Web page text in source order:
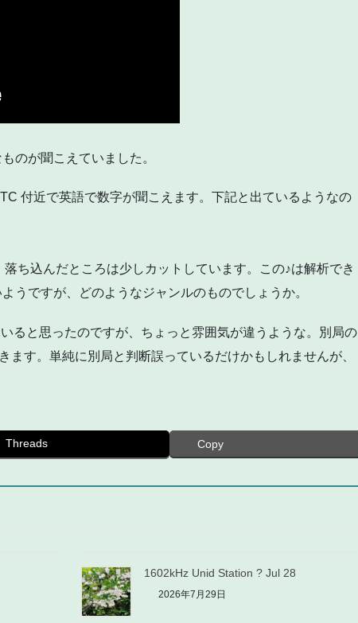
のが聞こえていました。
付近で英語で数字が聞こえます。下記と出ているようなの
ち込んだところは少しカットしています。この♪は解析でき
うですが、どのようなジャンルのものでしょうか。
ると思ったのですが、ちょっと雰囲気が違うような。別局の
ます。単純に別局と判断誤っているだけかもしれませんが、
Threads Copy
1602kHz Unid Station ? Jul 28
2026年7月29日